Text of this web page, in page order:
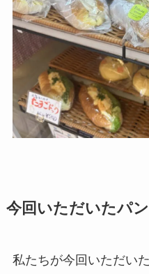
今回いただいたパ
私たちが今回いただい